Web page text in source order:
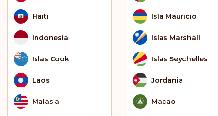
Haití
Indonesia
Islas Cook
Laos
Malasia
Isla Mauricio
Islas Marshall
Islas Seychelles
Jordania
Macao